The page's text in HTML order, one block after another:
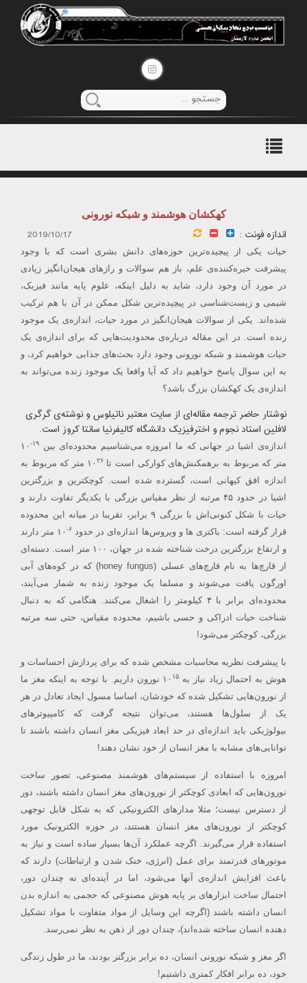
منوی
اصلی
کهکشان هوشمند و شبکه نورونی
اندازه فونت : 2019/10/17
حیات یکی از پیچیده‌ترین حوزه‌های دانش بشری است که با وجود
پیشرفت خیره‌کننده‌ی علم، باز هم سوالات و رازهای هیجان‌انگیز زیادی
در مورد آن وجود دارد، شاید به دلیل اینکه، علوم پایه مانند فیزیک،
شیمی و زیست‌شناسی در پیچیده‌ترین شکل ممکن در آن با هم ترکیب
شده‌اند. یکی از سوالات هیجان‌انگیز در مورد حیات، اندازه‌ی یک موجود
زنده است. در این مقاله درباره‌ی محدودیت‌هایی که برای اندازه‌ی یک
حیات هوشمند و شبکه نورونی وجود دارد بحث‌های جذابی خواهیم کرد، و
به این سوال پاسخ خواهیم داد که آیا واقعا یک موجود زنده می‌تواند به
اندازه‌ی یک کهکشان بزرگ باشد؟
نوشتار حاضر ترجمه مقاله‌ای از سایت معتبر ناتیلوسو نوشته‌ی گرگری
لافلین استاد نجوم و اخترفیزیک دانشگاه کالیفرنیا سانتا کروز است.
اندازه‌ی اشیا در جهانی که ما امروزه می‌شناسیم محدوده‌ای بین ۱۹- ۱۰
متر که مربوط به برهمکنش‌های کوارکی است تا ۱۰۲۶
متر که مربوط به
اندازه افق کیهانی است، گسترده شده است. کوچکترین و بزرگترین
اشیا در حدود ۴۵ مرتبه از نظر مقیاس بزرگی با یکدیگر تفاوت دارند و
حیات با شکل کنونی‌اش با بزرگی ۹ برابر، تقریبا در میانه این محدوده
قرار گرفته است: باکتری ها و ویروس‌ها اندازه‌ای در حدود ۶-
۱۰ متر دارند
و ارتفاع بزرگترین درخت شناخته شده در جهان، ۱۰۰ متر است. دسته‌ای
از قارچ‌ها به نام قارچ‌های عسلی (honey fungus)
که در کوه‌های آبی
اورگون یافت می‌شوند و مسلما یک موجود زنده به شمار می‌آیند،
محدوده‌ای برابر با ۴ کیلومتر را اشغال می‌کنند. هنگامی که به دنبال
شناخت حیات ادراکی و حسی باشیم، محدوده مقیاس، حتی سه مرتبه
بزرگی، کوچکتر می‌شود!
با پیشرفت نظریه محاسبات مشخص شده که برای پردازش احساسات و
هوش به احتمال زیاد نیاز به ۱۰ ۱۵ نورون داریم.
با توجه به اینکه مغز ما
از نورون‌هایی تشکیل شده که خودشان، اساسا مسول ایجاد تعادل در هر
یک از سلول‌ها هستند، می‌توان نتیجه گرفت که کامپیوترهای
بیولوژیکی باید اندازه‌ای در حد ابعاد فیزیکی مغز انسان داشته باشند تا
توانایی‌های مشابه با مغز انسان از خود نشان دهند!
امروزه با استفاده از سیستم‌های هوشمند مصنوعی،تصور ساخت
نورون‌هایی که ابعادی کوچکتر از نورون‌های مغز انسان داشته باشند، دور
از دسترس نیست؛ مثلا مدار‌های الکترونیکی که به شکل قابل توجهی
کوچکتر از نورون‌های مغز انسان هستند، در حوزه الکترونیک مورد
استفاده قرار می‌گیرند. اگرچه عملکرد آن‌ها بسیار ساده است و نیاز به
موتورهای قدرتمند برای عمل (انرژی، خنک شدن و ارتباطات) دارند که
باعث افزایش اندازه‌ی آنها می‌شود، اما در آینده‌ای نه چندان دور،
احتمال ساخت ابزارهای بر پایه هوش مصنوعی که حجمی به اندازه بدن
انسان داشته باشند (اگرچه این وسایل از مواد متفاوت با مواد تشکیل
دهنده انسان ساخته شده‌اند)، چندان دور از ذهن به نظر نمی‌رسد.
اگر مغز و شبکه نورونی انسان، ده برابر بزرگتر بودند، ما در طول زندگی
خود، ده برابر افکار کمتری داشتیم!